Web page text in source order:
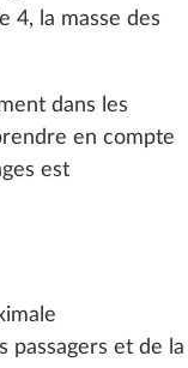
4, la masse des
dans les
en compte
est
passagers et de la